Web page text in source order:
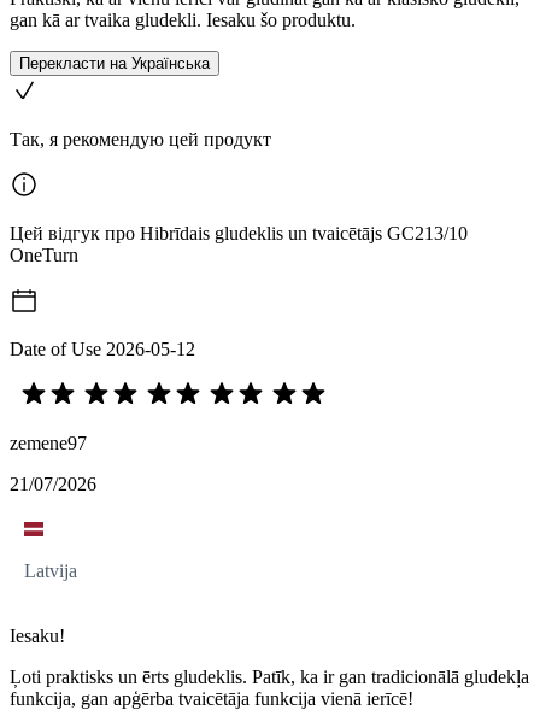
gan kā ar tvaika gludekli. Iesaku šo produktu.
Перекласти на Українська
Так, я рекомендую цей продукт
Цей відгук про Hibrīdais gludeklis un tvaicētājs GC213/10
OneTurn
Date of Use 2026-05-12
zemene97
21/07/2026
Latvija
Iesaku!
Ļoti praktisks un ērts gludeklis. Patīk, ka ir gan tradicionālā gludekļa
funkcija, gan apģērba tvaicētāja funkcija vienā ierīcē!